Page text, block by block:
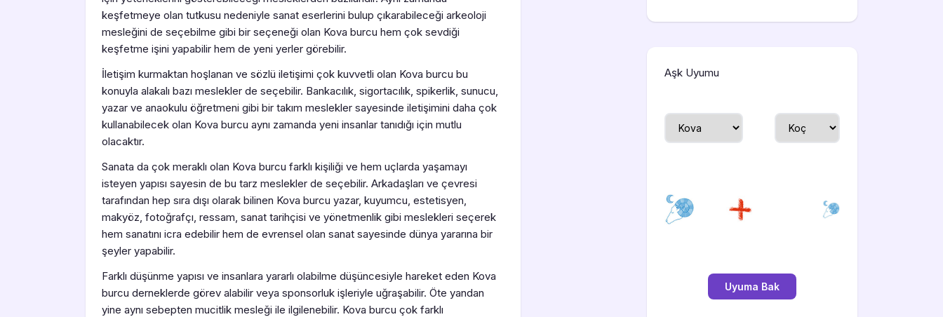
keşfetmeye olan tutkusu nedeniyle sanat eserlerini bulup çıkarabileceği arkeoloji
mesleğini de seçebilme gibi bir seçeneği olan Kova burcu hem çok sevdiği
keşfetme işini yapabilir hem de yeni yerler görebilir.
İletişim kurmaktan hoşlanan ve sözlü iletişimi çok kuvvetli olan Kova burcu bu
konuyla alakalı bazı meslekler de seçebilir. Bankacılık, sigortacılık, spikerlik, sunucu,
yazar ve anaokulu öğretmeni gibi bir takım meslekler sayesinde iletişimini daha çok
kullanabilecek olan Kova burcu aynı zamanda yeni insanlar tanıdığı için mutlu
olacaktır.
Sanata da çok meraklı olan Kova burcu farklı kişiliği ve hem uçlarda yaşamayı
isteyen yapısı sayesin de bu tarz meslekler de seçebilir. Arkadaşları ve çevresi
tarafından hep sıra dışı olarak bilinen Kova burcu yazar, kuyumcu, estetisyen,
makyöz, fotoğrafçı, ressam, sanat tarihçisi ve yönetmenlik gibi meslekleri seçerek
hem sanatını icra edebilir hem de evrensel olan sanat sayesinde dünya yararına bir
şeyler yapabilir.
Farklı düşünme yapısı ve insanlara yararlı olabilme düşüncesiyle hareket eden Kova
burcu derneklerde görev alabilir veya sponsorluk işleriyle uğraşabilir. Öte yandan
yine aynı sebepten mucitlik mesleği ile ilgilenebilir. Kova burcu çok farklı
Aşk Uyumu